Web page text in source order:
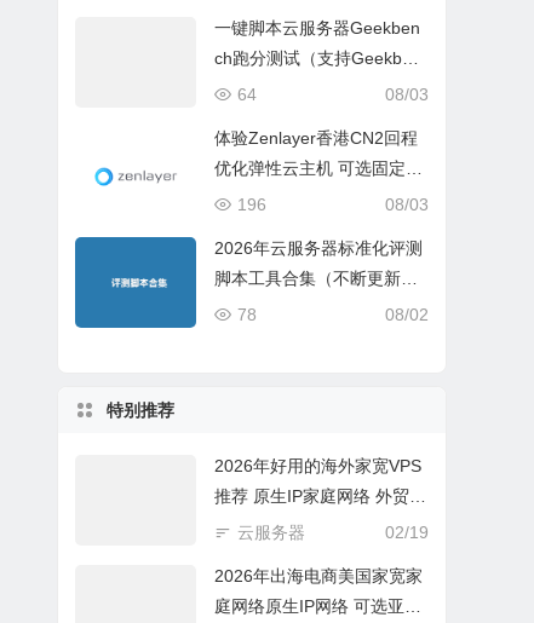
一键脚本云服务器Geekben
ch跑分测试（支持Geekben
ch 5 Geekbench 6 Geekbe
08/03
64
体验Zenlayer香港CN2回程
优化弹性云主机 可选固定带
宽或流量模式
08/03
196
2026年云服务器标准化评测
脚本工具合集（不断更新完
善）
08/02
78
特别推荐
2026年好用的海外家宽VPS
推荐 原生IP家庭网络 外贸电
商必选
02/19
云服务器
2026年出海电商美国家宽家
庭网络原生IP网络 可选亚欧